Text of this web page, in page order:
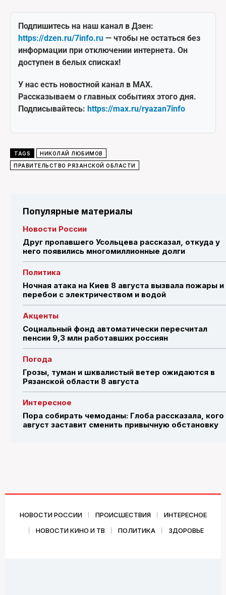
Подпишитесь на наш канал в Дзен:
https://dzen.ru/7info.ru — чтобы не остаться без
информации при отключении интернета. Он
доступен в белых списках!
У нас есть новостной канал в MAX.
Рассказываем о главных событиях этого дня.
Подписывайтесь: https://max.ru/ryazan7info
TAGS
НИКОЛАЙ ЛЮБИМОВ
ПРАВИТЕЛЬСТВО РЯЗАНСКОЙ ОБЛАСТИ
Популярные материалы
Новости России
Друг пропавшего Усольцева рассказал, откуда у
него появились многомиллионные долги
Политика
Ночная атака на Киев 8 августа вызвала пожары и
перебои с электричеством и водой
Акценты
Социальный фонд автоматически пересчитал
пенсии 9,3 млн работавших россиян
Погода
Грозы, туман и шквалистый ветер ожидаются в
Рязанской области 8 августа
Интересное
Пора собирать чемоданы: Глоба рассказала, кого
август заставит сменить привычную обстановку
НОВОСТИ РОССИИ ПРОИСШЕСТВИЯ
ИНТЕРЕСНОЕ
НОВОСТИ КИНО И ТВ
ПОЛИТИКА ЗДОРОВЬЕ